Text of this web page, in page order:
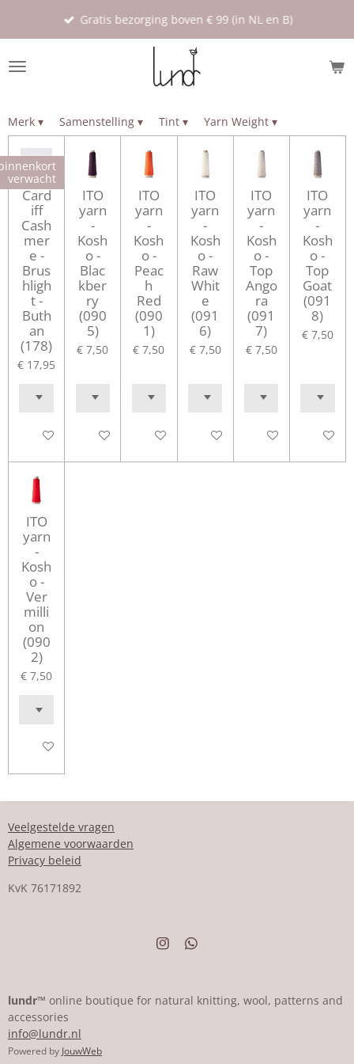
de
Gratis bezorging boven € 99 (in NL en B)
Merk ▾ Samenstelling ▾ Tint ▾ Yarn Weight ▾
verwacht
Card
iff
Cash
mer
e -
Brus
hligh
t -
Buth
an
(178)
€ 17,95
Houd mij op de hoogte
ITO
yarn
-
Kosh
o -
Blac
kber
ry
(090
5)
€ 7,50
In winkelwagen
ITO
yarn
-
Kosh
o -
Peac
h
Red
(090
1)
€ 7,50
In winkelwagen
ITO
yarn
-
Kosh
o -
Raw
Whit
e
(091
6)
€ 7,50
In winkelwagen
ITO
yarn
-
Kosh
o -
Top
Ango
ra
(091
7)
€ 7,50
In winkelwagen
ITO
yarn
-
Kosh
o -
Top
Goat
(091
8)
€ 7,50
In
ITO
yarn
-
Kosh
o -
Ver
milli
on
(090
2)
€ 7,50
In winkelwagen
Veelgestelde vragen
Algemene voorwaarden
Privacy beleid
KvK 76171892
I
a
W
s
lundr™ online boutique for natural knitting, wool, patterns and
accessories
info@lundr.nl
Powered by JouwWeb